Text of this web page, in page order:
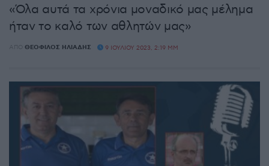
«Όλα αυτά τα χρόνια μοναδικό μας μέλημα
ήταν το καλό των αθλητών μας»
ΑΠΌ ΘΕΌΦΙΛΟΣ ΗΛΙΆΔΗΣ 9 ΙΟΥΛΊΟΥ 2023, 2:19 ΜΜ